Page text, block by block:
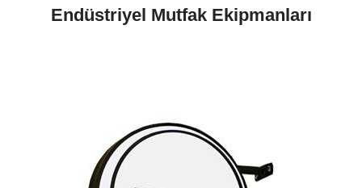
Endüstriyel Mutfak Ekipmanları